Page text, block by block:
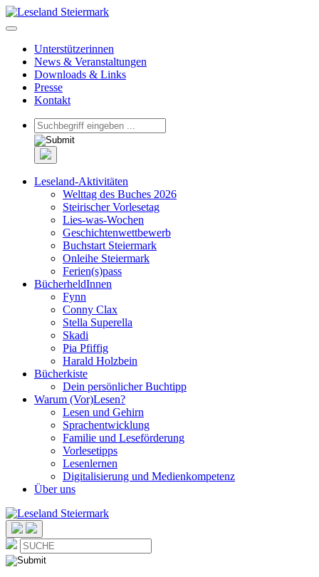
Unterstützerinnen
News & Veranstaltungen
Downloads & Links
Presse
Kontakt
Leseland-Aktivitäten
Welttag des Buches 2026
Steirischer Vorlesetag
Lies-was-Wochen
Geschichtenwettbewerb
Buchstart Steiermark
Onleihe Steiermark
Ferien(s)pass
BücherheldInnen
Fynn
Conny Clax
Stella Superella
Skadi
Pia Pfiffig
Harald Holzbein
Bücherkiste
Dein persönlicher Buchtipp
Warum (Vor)Lesen?
Lesen und Gehirn
Sprachentwicklung
Familie und Leseförderung
Vorlesetipps
Lesenlernen
Digitalisierung und Medienkompetenz
Über uns